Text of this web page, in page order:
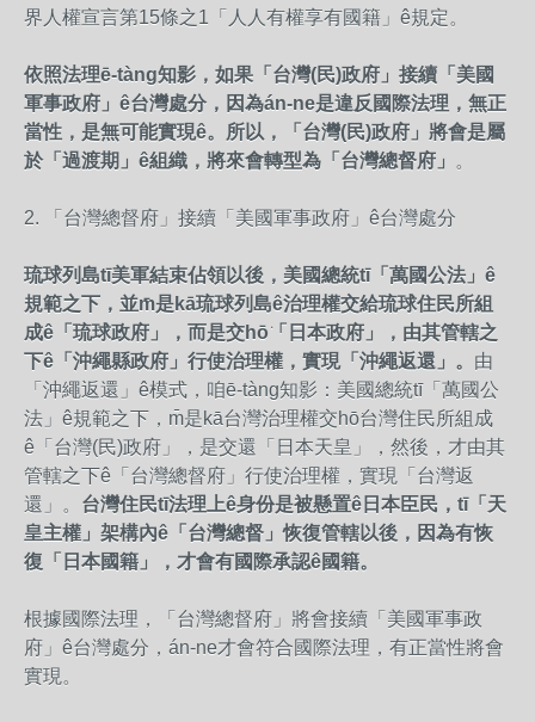
界人權宣言第15條之1「人人有權享有國籍」ê規定。
依照法理ē-tàng知影 ，如果「台灣(民)政府」接續「美國
軍事政府」 ê台灣處分，因為án-ne是違反國際法理，無正
當性， 是無可能實現ê。 所以 ，「台灣(民)政府」將會是屬
於「過渡期」 ê組織，將來會轉型為「台灣總督府」 。
2. 「台灣總督府」接續「美國軍事政府」ê台灣處分
琉球列島tī美軍結束佔領以後，美國總統tī「萬國公法」 ê
規範之下，並m̄是kā琉球列島ê治理權交給琉球住民所組
成ê 「琉球政府」，而是交hō͘「日本政府」，由其管轄之
下ê 「沖繩縣政府」行使治理權，實現「沖繩返還」。 由
「沖繩返還」ê模式，咱ē-tàng知影：美國總統tī「萬國公
法」ê規範之下，m̄是kā台灣治理權交hō͘台灣住民所組成
ê「台灣(民)政府」，是交還「日本天皇」，然後，才由其
管轄之下ê「台灣總督府」行使治理權，實現「台灣返
還」。 台灣住民tī法理 上ê身份是被懸置ê 日本臣民， tī「天
皇主權」架構內ê 「台灣總督」恢復管轄以後，因為有恢
復「日本國籍」，才會有國際承認ê國籍。
根據國際法理，「台灣總督府」將會接續「美國軍事政
府」ê台灣處分，án-ne才會符合國際法理，有正當性將會
實現。